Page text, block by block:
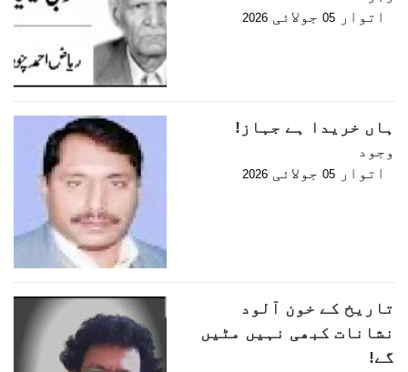
اتوار 05 جولائی 2026
ہاں خریدا ہے جہاز!
وجود
اتوار 05 جولائی 2026
تاریخ کے خون آلود
نشانات کبھی نہیں مٹیں
گے!